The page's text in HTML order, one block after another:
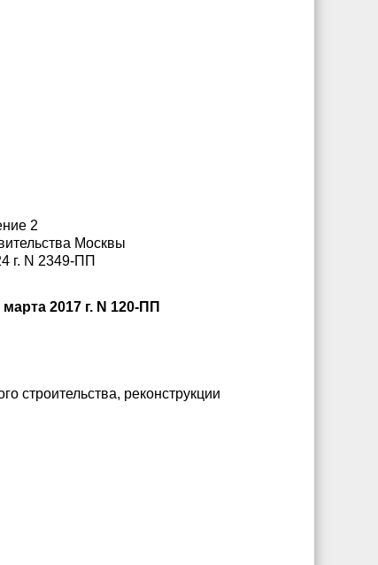
2
Москвы
г. N 2349-ПП
2017 г. N 120-ПП
строительства, реконструкции